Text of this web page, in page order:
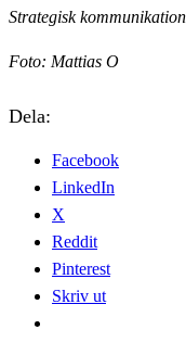
Strategisk
Foto: Mattias O
Dela:
Facebook
LinkedIn
X
Reddit
Pinterest
Skriv ut